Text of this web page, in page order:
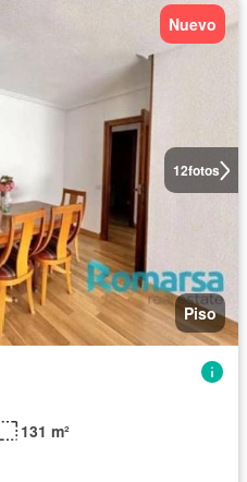
12fotos
Nuevo
Piso
131 m²